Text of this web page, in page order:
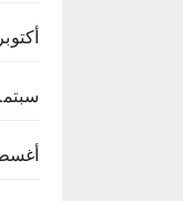
أكتوبر 2023
سبتمبر